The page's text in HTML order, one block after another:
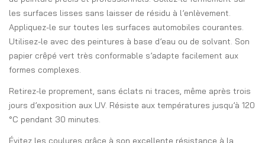
les surfaces lisses sans laisser de résidu à l’enlèvement.
Appliquez-le sur toutes les surfaces automobiles courantes.
Utilisez-le avec des peintures à base d’eau ou de solvant. Son
papier crêpé vert très conformable s’adapte facilement aux
formes complexes.
Retirez-le proprement, sans éclats ni traces, même après trois
jours d’exposition aux UV. Résiste aux températures jusqu’à 120
°C pendant 30 minutes.
Évitez les coulures grâce à son excellente résistance à la